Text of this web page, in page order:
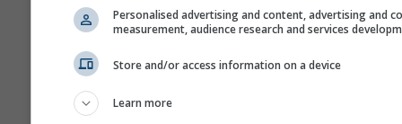
Personalised advertising and content, advertising and
measurement, audience research and services
Store and/or access information on a device
Learn more